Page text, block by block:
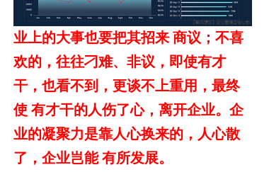
业上的大事也要把其招来 商议；不喜
欢的，往往刁难、非议，即使有才
干，也看不到，更谈不上重用，最终
使 有才干的人伤了心，离开企业。企
业的凝聚力是靠人心换来的，人心散
了，企业岂能 有所发展。